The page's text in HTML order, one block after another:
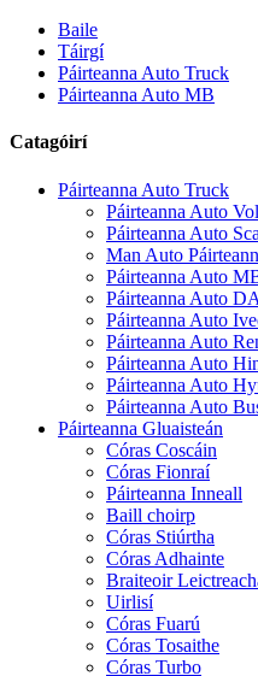
Baile
Táirgí
Páirteanna Auto Truck
Páirteanna Auto MB
Catagóirí
Páirteanna Auto Truck
Páirteanna Auto
Páirteanna Auto
Man Auto
Páirteanna Auto
Páirteanna Auto
Páirteanna Auto
Páirteanna Auto
Páirteanna Auto
Páirteanna Auto
Páirteanna Auto
Páirteanna Gluaisteán
Córas Coscáin
Córas Fionraí
Páirteanna Inneall
Baill choirp
Córas Stiúrtha
Córas Adhainte
Braiteoir
Uirlisí
Córas Fuarú
Córas Tosaithe
Córas Turbo